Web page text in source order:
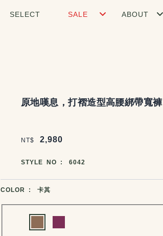
SELECT SALE ABOUT
原地嘆息，打褶造型高腰綁帶寬褲
NT$ 2,980
商品編號
STYLE NO : 6042
商品顏色選擇
COLOR : 卡其
Choose a color